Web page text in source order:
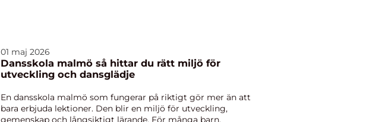
01 maj 2026
Dansskola malmö så hittar du rätt miljö för
utveckling och dansglädje
En dansskola malmö som fungerar på riktigt gör mer än att
bara erbjuda lektioner. Den blir en miljö för utveckling,
gemenskap och långsiktigt lärande. För många barn,